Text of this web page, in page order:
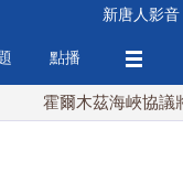
新唐人影音
點播
木茲海峽協議將達成？